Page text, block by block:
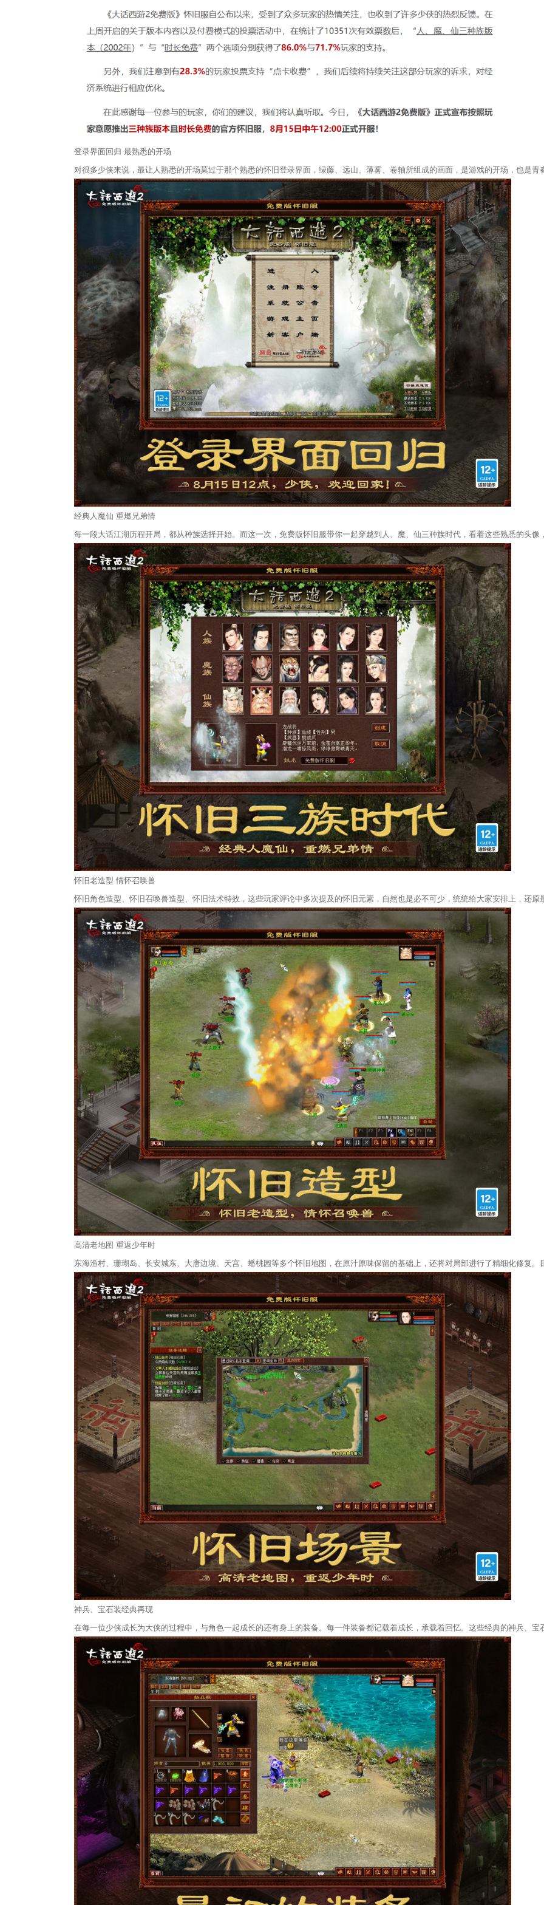
登录界面回归 最熟悉的开场
对很多少侠来说，最让人熟悉的开场莫过于那个熟悉的怀旧登录界面，绿藤、远山、薄雾、卷轴所组成的画面，是游戏的开场，也是青
经典人魔仙 重燃兄弟情
每一段大话江湖历程开局，都从种族选择开始。而这一次，免费版怀旧服带你一起穿越到人、魔、仙三种族时代，看着这些熟悉的头
怀旧老造型 情怀召唤兽
怀旧角色造型、怀旧召唤兽造型、怀旧法术特效，这些玩家评论中多次提及的怀旧元素，自然也是必不可少，统统给大家安排上，还原
高清老地图 重返少年时
东海渔村、珊瑚岛、长安城东、大唐边境、天宫、蟠桃园等多个怀旧地图，在原汁原味保留的基础上，还将对局部进行了精细化修复。
神兵、宝石装经典再现
在每一位少侠成长为大侠的过程中，与角色一起成长的还有身上的装备。每一件装备都记载着成长，承载着回忆。这些经典的神兵、宝